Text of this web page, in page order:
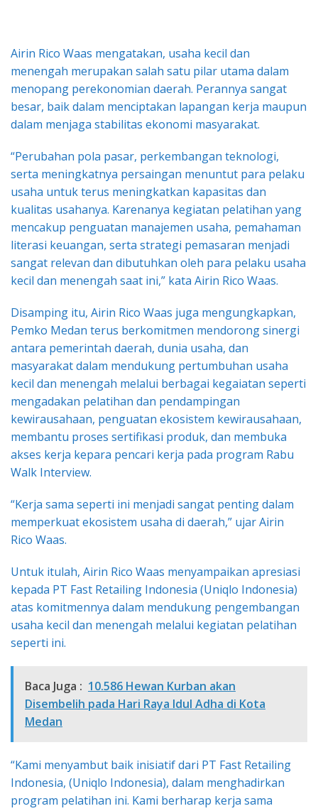
Airin Rico Waas mengatakan, usaha kecil dan
menengah merupakan salah satu pilar utama dalam
menopang perekonomian daerah. Perannya sangat
besar, baik dalam menciptakan lapangan kerja maupun
dalam menjaga stabilitas ekonomi masyarakat.
“Perubahan pola pasar, perkembangan teknologi,
serta meningkatnya persaingan menuntut para pelaku
usaha untuk terus meningkatkan kapasitas dan
kualitas usahanya. Karenanya kegiatan pelatihan yang
mencakup penguatan manajemen usaha, pemahaman
literasi keuangan, serta strategi pemasaran menjadi
sangat relevan dan dibutuhkan oleh para pelaku usaha
kecil dan menengah saat ini,” kata Airin Rico Waas.
Disamping itu, Airin Rico Waas juga mengungkapkan,
Pemko Medan terus berkomitmen mendorong sinergi
antara pemerintah daerah, dunia usaha, dan
masyarakat dalam mendukung pertumbuhan usaha
kecil dan menengah melalui berbagai kegaiatan seperti
mengadakan pelatihan dan pendampingan
kewirausahaan, ​penguatan ekosistem kewirausahaan,
membantu proses​ sertifikasi produk, dan membuka
akses kerja kepara pencari kerja pada program Rabu
Walk Interview.
“Kerja sama seperti ini menjadi sangat penting dalam
memperkuat ekosistem usaha di daerah,” ujar Airin
Rico Waas.
Untuk itulah, Airin Rico Waas menyampaikan apresiasi
kepada PT Fast Retailing Indonesia (Uniqlo Indonesia)
atas komitmennya dalam mendukung pengembangan
usaha kecil dan menengah melalui kegiatan pelatihan
seperti ini.
Baca Juga : 10.586 Hewan Kurban akan
Disembelih pada Hari Raya Idul Adha di Kota
Medan
“​Kami menyambut baik inisiatif dari PT Fast Retailing
Indonesia, (Uniqlo Indonesia), dalam menghadirkan
program pelatihan ini. Kami berharap kerja sama